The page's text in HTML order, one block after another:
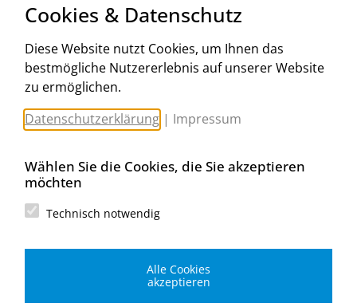
Aktionsbedingungen
www.worahnik.at
Zentrale Köttlach
Michael Worahnik GmbH
Spenglerartikel
Industriestraße 90, Köttlach
Filiale Wien
Spenglerartikel
Cookies & Datenschutz
Diese Website nutzt Cookies, um Ihnen das
bestmögliche Nutzererlebnis auf unserer Website
zu ermöglichen.
Datenschutzerklärung | Impressum
Wählen Sie die Cookies, die Sie akzeptieren
möchten
Technisch notwendig
Alle Cookies
akzeptieren